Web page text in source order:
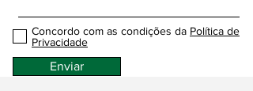
Concordo com as condições da Política de
Privacidade
Enviar